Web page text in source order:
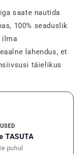
saate nautida
100% seaduslik
ilma
lahendus, et
täielikus
TASUTA
puhul